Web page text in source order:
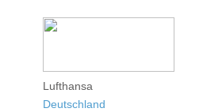
Lufthansa
Deutschland